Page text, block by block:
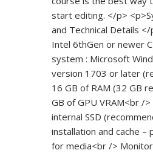
start editing. </p>
and Technical Details
Intel 6thGen or newer
system : Microsoft
version 1703 or later
16 GB of RAM (32 GB
GB of GPU VRAM<br /
internal SSD
installation and cache –
for media<br />